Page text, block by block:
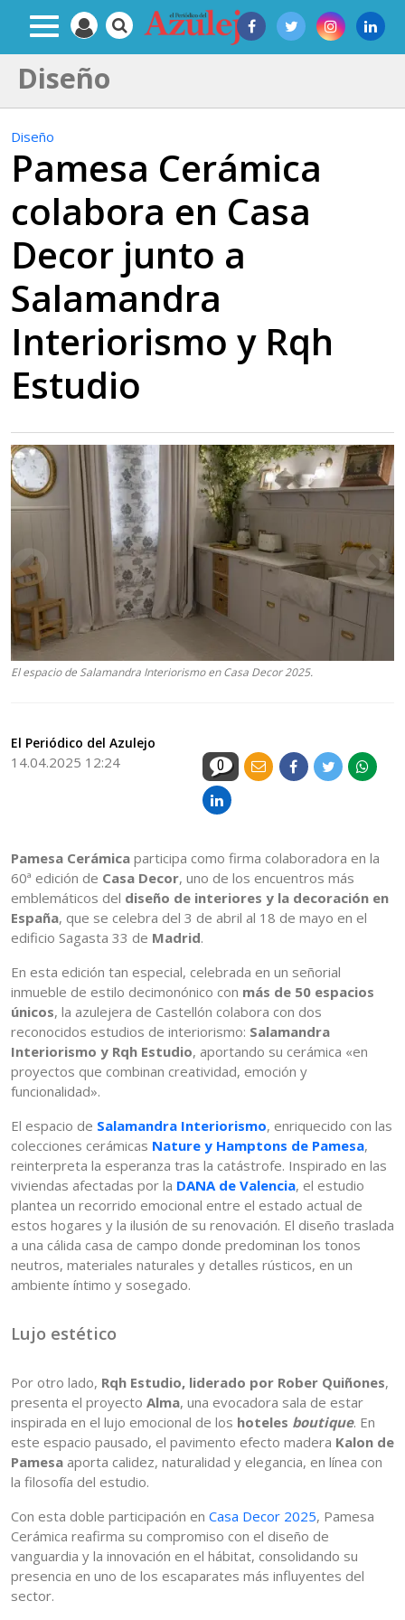
Diseño
Diseño
Pamesa Cerámica
colabora en Casa
Decor junto a
Salamandra
Interiorismo y Rqh
Estudio
El espacio de Salamandra Interiorismo en Casa Decor 2025.
El Periódico del Azulejo
14.04.2025 12:24 0
Pamesa Cerámica participa como firma colaboradora en la
60ª edición de Casa Decor, uno de los encuentros más
emblemáticos del diseño de interiores y la decoración en
España, que se celebra del 3 de abril al 18 de mayo en el
edificio Sagasta 33 de Madrid.
En esta edición tan especial, celebrada en un señorial
inmueble de estilo decimonónico con más de 50 espacios
únicos, la azulejera de Castellón colabora con dos
reconocidos estudios de interiorismo: Salamandra
Interiorismo y Rqh Estudio, aportando su cerámica «en
proyectos que combinan creatividad, emoción y
funcionalidad».
El espacio de Salamandra Interiorismo, enriquecido con las
colecciones cerámicas Nature y Hamptons de Pamesa,
reinterpreta la esperanza tras la catástrofe. Inspirado en las
viviendas afectadas por la DANA de Valencia, el estudio
plantea un recorrido emocional entre el estado actual de
estos hogares y la ilusión de su renovación. El diseño traslada
a una cálida casa de campo donde predominan los tonos
neutros, materiales naturales y detalles rústicos, en un
ambiente íntimo y sosegado.
Lujo estético
Por otro lado, Rqh Estudio, liderado por Rober Quiñones,
presenta el proyecto Alma, una evocadora sala de estar
inspirada en el lujo emocional de los hoteles boutique. En
este espacio pausado, el pavimento efecto madera Kalon de
Pamesa aporta calidez, naturalidad y elegancia, en línea con
la filosofía del estudio.
Con esta doble participación en Casa Decor 2025, Pamesa
Cerámica reafirma su compromiso con el diseño de
vanguardia y la innovación en el hábitat, consolidando su
presencia en uno de los escaparates más influyentes del
sector.